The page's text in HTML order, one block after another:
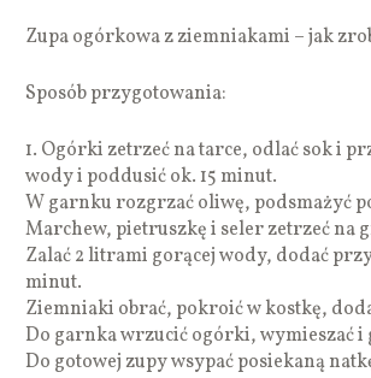
Zupa ogórkowa z ziemniakami – jak
Sposób przygotowania:
1. Ogórki zetrzeć na tarce, odlać sok i
wody i poddusić ok. 15 minut.
W garnku rozgrzać oliwę, podsmażyć
Marchew, pietruszkę i seler zetrzeć na
Zalać 2 litrami gorącej wody, dodać
minut.
Ziemniaki obrać, pokroić w kostkę,
Do garnka wrzucić ogórki, wymieszać i
Do gotowej zupy wsypać posiekaną